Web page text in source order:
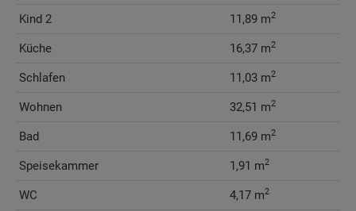
Kind 2 11,89 m2
Küche 16,37 m2
Schlafen 11,03 m2
Wohnen 32,51 m2
Bad 11,69 m2
Speisekammer 1,91 m2
WC 4,17 m2